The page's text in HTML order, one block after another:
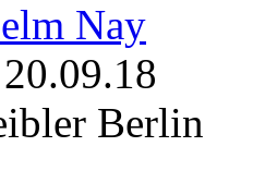
Nay
20.09.18
Berlin